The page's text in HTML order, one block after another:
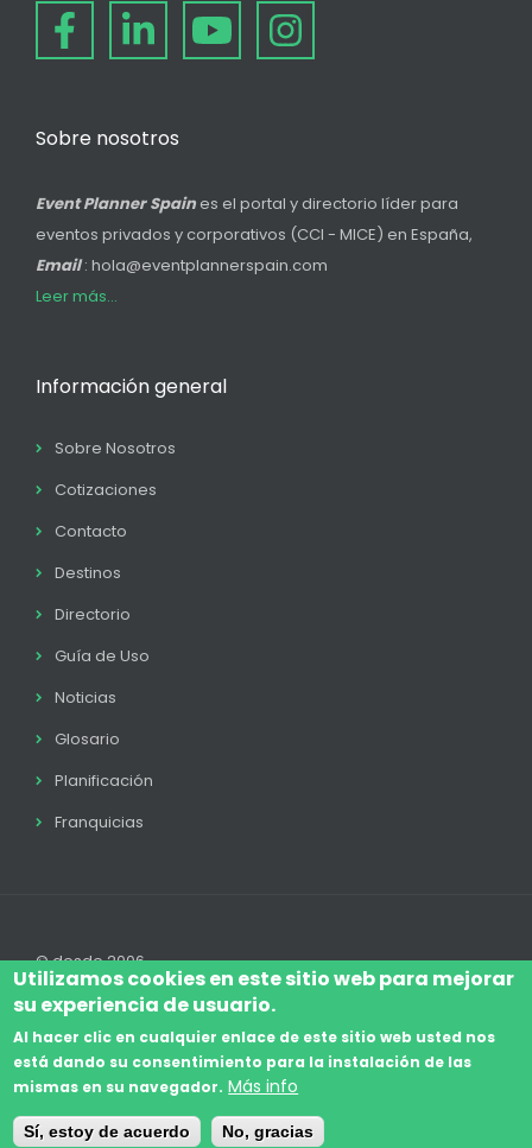
Sobre nosotros
Event Planner Spain es el portal y directorio líder para
eventos privados y corporativos (CCI - MICE) en España,
Email: hola@eventplannerspain.com
Leer más...
Información general
Sobre Nosotros
Cotizaciones
Contacto
Destinos
Directorio
Guía de Uso
Noticias
Glosario
Planificación
Franquicias
© desde 2006
Footer
Aviso Legal Legal
Utilizamos cookies en este sitio web para mejorar
su experiencia de usuario.
Al hacer clic en cualquier enlace de este sitio web usted nos
está dando su consentimiento para la instalación de las
mismas en su navegador. Más info
Sí, estoy de acuerdo No, gracias